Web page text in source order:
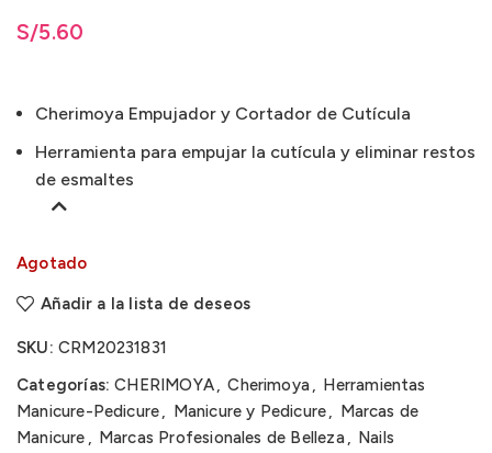
S/5.60
Cherimoya Empujador y Cortador de Cutícula
Herramienta para empujar la cutícula y eliminar restos
de esmaltes
Agotado
Añadir a la lista de deseos
SKU: CRM20231831
Categorías: CHERIMOYA, Cherimoya, Herramientas
Manicure-Pedicure, Manicure y Pedicure,
Marcas de
Manicure , Marcas Profesionales de Belleza, Nails